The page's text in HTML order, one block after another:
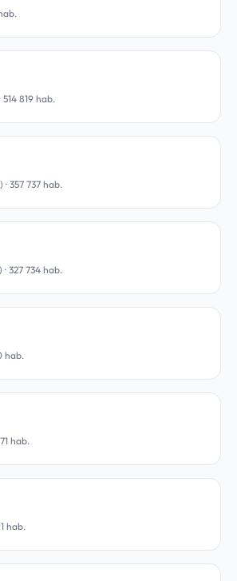
514 819 hab.
357 737 hab.
327 734 hab.
hab.
hab.
hab.